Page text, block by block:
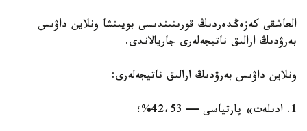
العاشقى كەزەڭدەردىڭ قورىتىندىسى بويىنشا ونلاين داۋىس
بەرۋدىڭ ارالىق ناتيجەلەرى جاريالاندى.
ونلاين داۋىس بەرۋدىڭ ارالىق ناتيجەلەرى:
1. ادىلەت» پارتياسى — 42،53%؛